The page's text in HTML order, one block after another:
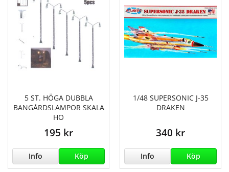
5 ST. HÖGA DUBBLA
BANGÅRDSLAMPOR SKALA
HO
195 kr
Info Köp
1/48 SUPERSONIC J-35
DRAKEN
340 kr
Info Köp